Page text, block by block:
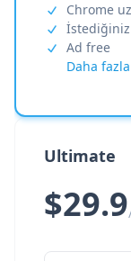
Chrome
Ad free
Daha
Ultimate
$29.9